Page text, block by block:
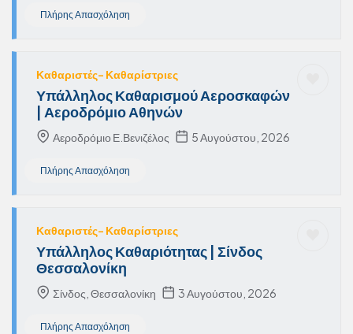
Πλήρης Απασχόληση
Καθαριστές- Καθαρίστριες
Υπάλληλος Καθαρισμού Αεροσκαφών
| Αεροδρόμιο Αθηνών
Αεροδρόμιο Ε.Βενιζέλος 5 Αυγούστου, 2026
Πλήρης Απασχόληση
Καθαριστές- Καθαρίστριες
Υπάλληλος Καθαριότητας | Σίνδος
Θεσσαλονίκη
Σίνδος, Θεσσαλονίκη 3 Αυγούστου, 2026
Πλήρης Απασχόληση